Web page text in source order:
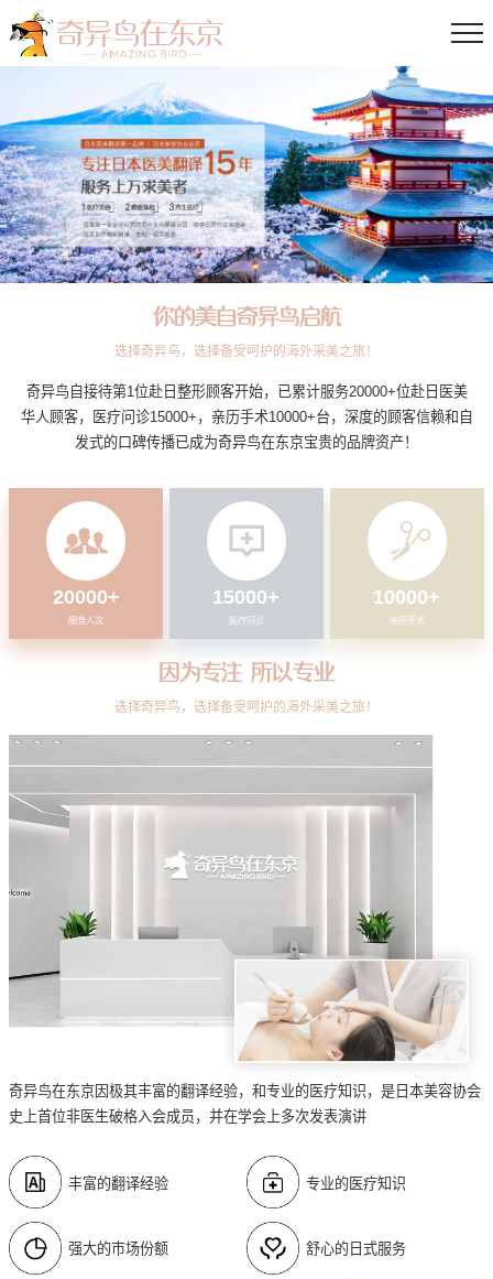
你的美自奇异鸟启航
选择奇异鸟，选择备受呵护的海外采美之旅！
奇异鸟自接待第1位赴日整形顾客开始，已累计服务20000+位赴日医美
华人顾客，医疗问诊15000+，亲历手术10000+台，深度的顾客信赖和自
发式的口碑传播已成为奇异鸟在东京宝贵的品牌资产！
20000+
服务人次
15000+
医疗问诊
10000+
亲历手术
因为专注 所以专业
选择奇异鸟，选择备受呵护的海外采美之旅！
奇异鸟在东京因极其丰富的翻译经验，和专业的医疗知识，是日本美容协会
史上首位非医生破格入会成员，并在学会上多次发表演讲
丰富的翻译经验 专业的医疗知识
强大的市场份额 舒心的日式服务